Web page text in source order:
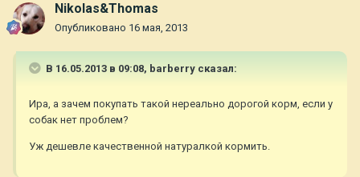
Nikolas&Thomas
Опубликовано 16 мая, 2013
В 16.05.2013 в 09:08, barberry сказал:
Ира, а зачем покупать такой нереально дорогой корм, если у
собак нет проблем?
Уж дешевле качественной натуралкой кормить.